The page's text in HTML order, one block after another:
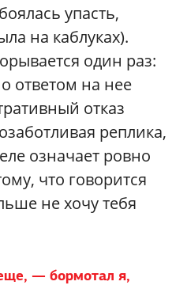
упасть,
на каблуках).
один раз:
ответом на нее
отказ
реплика,
означает ровно
что говорится
не хочу тебя
— бормотал я,